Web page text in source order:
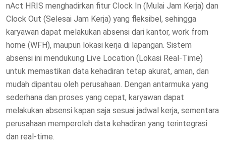
nAct HRIS menghadirkan fitur Clock In (Mulai Jam Kerja) dan
Clock Out (Selesai Jam Kerja) yang fleksibel, sehingga
karyawan dapat melakukan absensi dari kantor, work from
home (WFH), maupun lokasi kerja di lapangan. Sistem
absensi ini mendukung Live Location (Lokasi Real-Time)
untuk memastikan data kehadiran tetap akurat, aman, dan
mudah dipantau oleh perusahaan. Dengan antarmuka yang
sederhana dan proses yang cepat, karyawan dapat
melakukan absensi kapan saja sesuai jadwal kerja, sementara
perusahaan memperoleh data kehadiran yang terintegrasi
dan real-time.